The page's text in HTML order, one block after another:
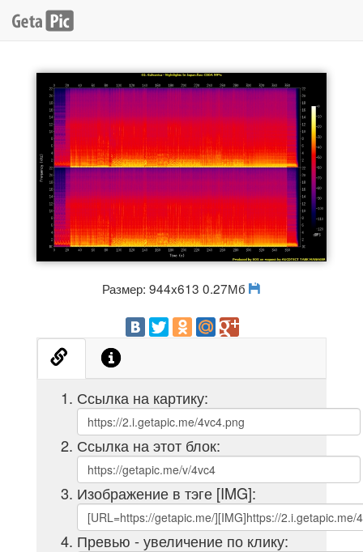
Размер: 944x613 0.27Мб
Ссылка на картику:
Ссылка на этот блок:
Изображение в тэге [IMG]:
Превью - увеличение по клику: